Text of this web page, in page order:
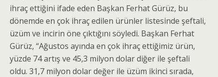
ihraç ettiğini ifade eden Başkan Ferhat Gürüz, bu
dönemde en çok ihraç edilen ürünler listesinde şeftali,
üzüm ve incirin öne çıktığını söyledi. Başkan Ferhat
Gürüz, “Ağustos ayında en çok ihraç ettiğimiz ürün,
yüzde 74 artış ve 45,3 milyon dolar diğer ile şeftali
oldu. 31,7 milyon dolar değer ile üzüm ikinci sırada,